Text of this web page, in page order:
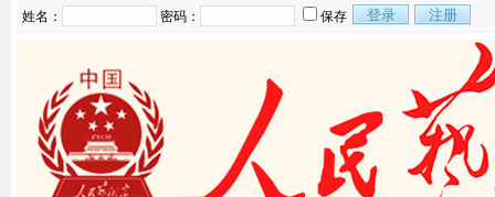
姓名： 密码： 保存